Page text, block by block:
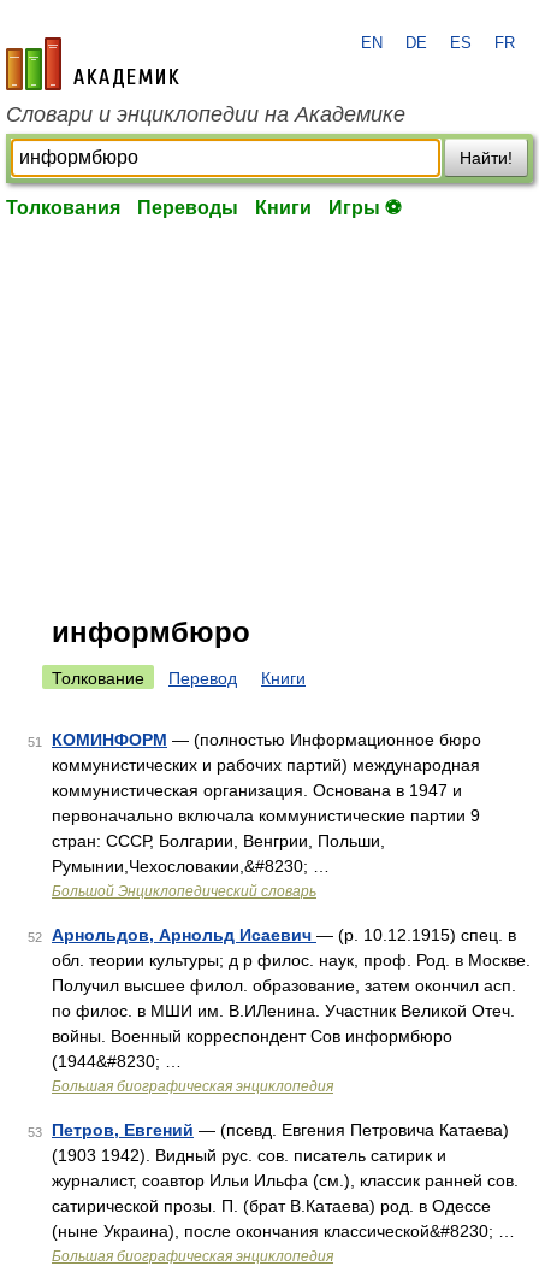
academic.ru
EN DE ES FR
Словари и энциклопедии на Академике
Найти!
Толкования Переводы Книги Игры ⚽
информбюро
Толкование Перевод Книги
51 КОМИНФОРМ — (полностью Информационное бюро
коммунистических и рабочих партий) международная
коммунистическая организация. Основана в 1947 и
первоначально включала коммунистические партии 9
стран: СССР, Болгарии, Венгрии, Польши,
Румынии,Чехословакии,&#8230; …
Большой Энциклопедический словарь
52 Арнольдов, Арнольд Исаевич — (р. 10.12.1915) спец. в
обл. теории культуры; д р филос. наук, проф. Род. в Москве.
Получил высшее филол. образование, затем окончил асп.
по филос. в МШИ им. В.ИЛенина. Участник Великой Отеч.
войны. Военный корреспондент Сов информбюро
(1944&#8230; …
Большая биографическая энциклопедия
53 Петров, Евгений — (псевд. Евгения Петровича Катаева)
(1903 1942). Видный рус. сов. писатель сатирик и
журналист, соавтор Ильи Ильфа (см.), классик ранней сов.
сатирической прозы. П. (брат В.Катаева) род. в Одессе
(ныне Украина), после окончания классической&#8230; …
Большая биографическая энциклопедия